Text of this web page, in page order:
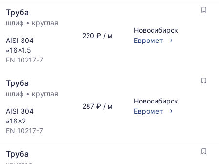
Труба
шлиф • круглая
AISI 304
⌀16x1.5
EN 10217-7
220 ₽ / м
Новосибирск
Евромет
›
Труба
шлиф • круглая
AISI 304
⌀16x2
EN 10217-7
287 ₽ / м
Новосибирск
Евромет
›
Труба